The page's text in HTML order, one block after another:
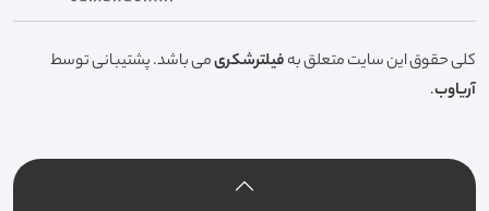
کلی حقوق این سایت متعلق بهفیلترشکریمی باشد. پشتیبانی توسط
آریاوب.